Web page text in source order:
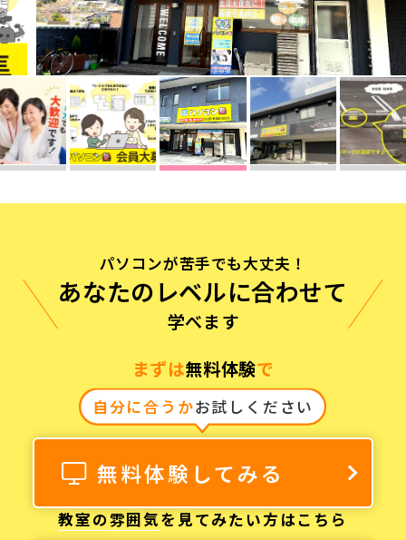
0120-868-003
受付時間／9:00〜18:00 土日祝休み
パソコンが苦手でも大丈夫！
あなたのレベルに合わせて
学べます
まずは無料体験で
自分に合うかお試しください
無料体験してみる
教室の雰囲気を見てみたい方はこちら